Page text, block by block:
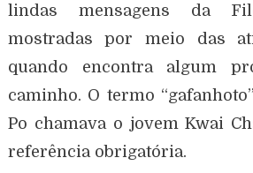
lindas mensagens da
mostradas por meio das
quando encontra algum
caminho. O termo
Po chamava o jovem Kwai
referência obrigatória.